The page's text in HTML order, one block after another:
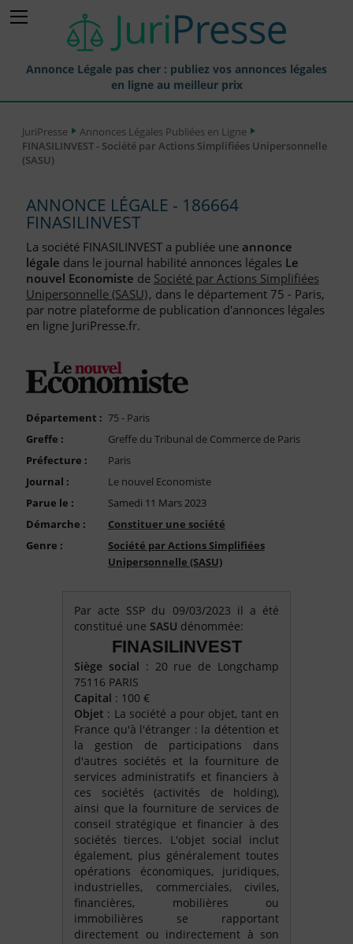
Annonce Légale pas cher : publiez vos annonces légales
en ligne au meilleur prix
Annonces Légales Publiées
Journaux Habilités (JAL) Annonces Légales
Liste des Greffes
Liste des CCI
Le Blog pour les Entreprises
Nous Contacter
Compte PRO
JuriPresse
Annonces Légales Publiées en Ligne
FINASILINVEST - Société par Actions Simplifiées Unipersonnelle
(SASU)
ANNONCE LÉGALE - 186664
FINASILINVEST
La société FINASILINVEST a publiée une annonce
légale dans le journal habilité annonces légales Le
nouvel Economiste de Société par Actions Simplifiées
Unipersonnelle (SASU), dans le département 75 - Paris,
par notre plateforme de publication d'annonces légales
en ligne JuriPresse.fr.
Département : 75 - Paris
Greffe :
Greffe du Tribunal de Commerce de Paris
Préfecture :
Paris
Journal :
Le nouvel Economiste
Parue le :
Samedi 11 Mars 2023
Démarche :
Constituer une société
Genre :
Société par Actions Simplifiées
Unipersonnelle (SASU)
Par acte SSP du 09/03/2023 il a été
constitué une SASU dénommée:
FINASILINVEST
Siège social : 20 rue de Longchamp
75116 PARIS
Capital : 100 €
Objet : La société a pour objet, tant en
France qu'à l'étranger : la détention et
la gestion de participations dans
d'autres sociétés et la fourniture de
services administratifs et financiers à
ces sociétés (activités de holding),
ainsi que la fourniture de services de
conseil stratégique et financier à des
sociétés tierces. L'objet social inclut
également, plus généralement toutes
opérations économiques, juridiques,
industrielles, commerciales, civiles,
financières, mobilières ou
immobilières se rapportant
directement ou indirectement à son